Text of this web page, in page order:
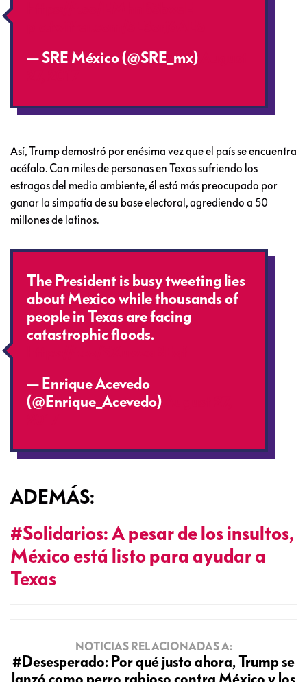
— SRE México (@SRE_mx)
Así, Trump demostró por enésima vez que el país se encuentra
acéfalo. Con miles de personas en Texas sufriendo los
estragos del medio ambiente, él está más preocupado por
ganar la simpatía de su base electoral, agrediendo a 50
millones de latinos.
The President is busy tweeting lies
about Mexico while thousands of
people in Texas are facing
catastrophic floods.
— Enrique Acevedo
(@Enrique_Acevedo)
ADEMÁS:
#Solidarios: A pesar de los insultos,
México está listo para ayudar a
Texas
NOTICIAS RELACIONADAS A:
#Desesperado: Por qué justo ahora, Trump se